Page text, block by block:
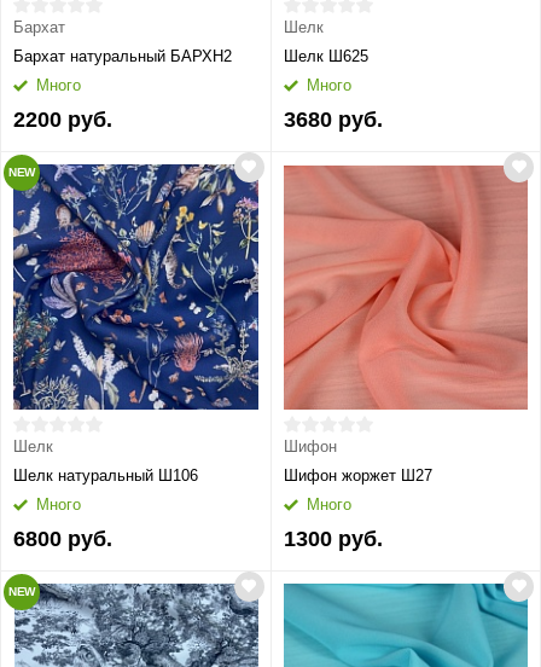
Бархат
Бархат натуральный БАРХН2
Много
2200 руб.
Шелк
Шелк Ш625
Много
3680 руб.
NEW
Шелк
Шелк натуральный Ш106
Много
6800 руб.
Шифон
Шифон жоржет Ш27
Много
1300 руб.
NEW